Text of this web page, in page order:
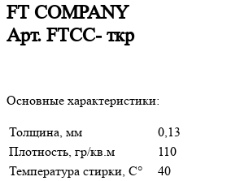
FT COMPANY
Арт. FTСС- ткр
Основные характеристики:
Толщина, мм
0,13
Плотность, гр/кв.м
110
Температура стирки, С°
40